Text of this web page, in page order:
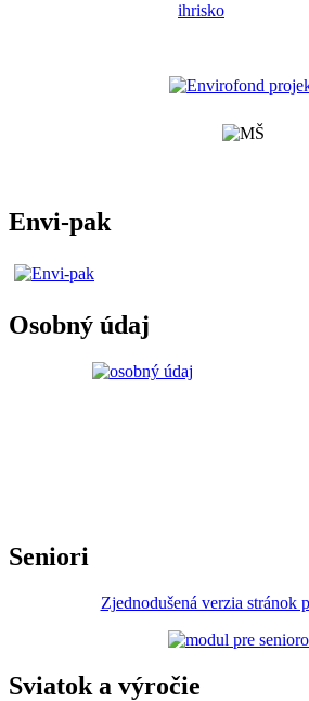
Envi-pak
Osobný údaj
Seniori
Zjednodušená verzia stránok
Sviatok a výročie